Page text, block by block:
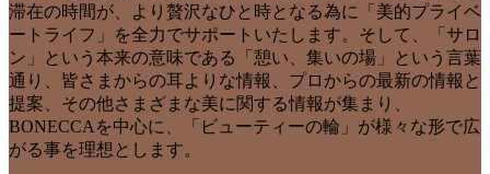
滞在の時間が、より贅沢なひと時となる為に「美的プライベ
ートライフ」を全力でサポートいたします。そして、「サロ
ン」という本来の意味である「憩い、集いの場」という言葉
通り、皆さまからの耳よりな情報、プロからの最新の情報と
提案、その他さまざまな美に関する情報が集まり、
BONECCAを中心に、「ビューティーの輪」が様々な形で広
がる事を理想とします。